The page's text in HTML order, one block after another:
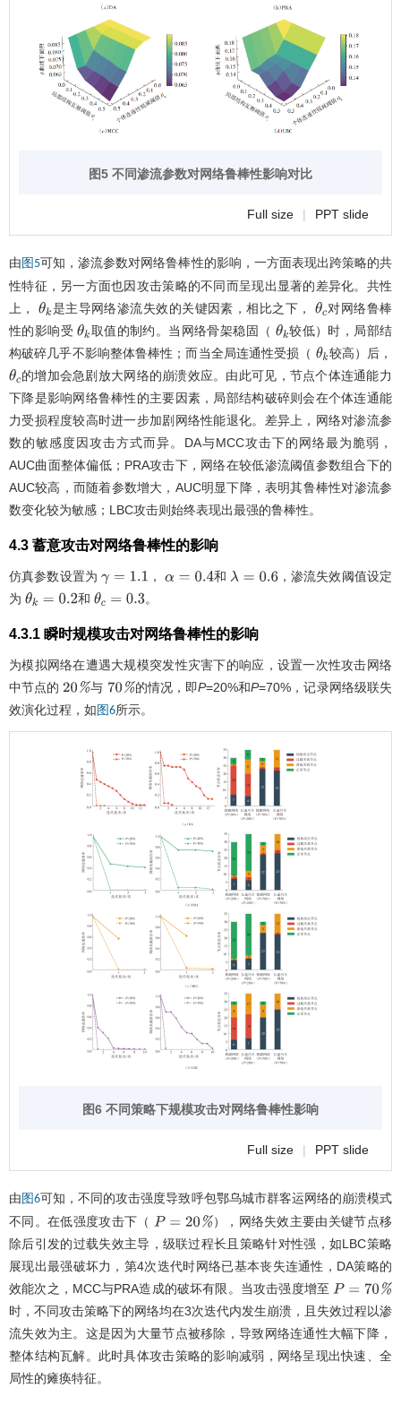
图5 不同渗流参数对网络鲁棒性影响对比
Full size | PPT slide
由 图5可知，渗流参数对网络鲁棒性的影响，一方面表现出跨策略的共
性特征，另一方面也因攻击策略的不同而呈现出显著的差异化。共性
上，
θk是主导网络渗流失效的关键因素，相比之下， θc对网络鲁棒
性的影响受 θk取值的制约。当网络骨架稳固（ θk较低）时，局部结
构破碎几乎不影响整体鲁棒性；而当全局连通性受损（ θk较高）后，
θc的增加会急剧放大网络的崩溃效应。由此可见，节点个体连通能力
下降是影响网络鲁棒性的主要因素，局部结构破碎则会在个体连通能
力受损程度较高时进一步加剧网络性能退化。差异上，网络对渗流参
数的敏感度因攻击方式而异。DA与MCC攻击下的网络最为脆弱，
AUC曲面整体偏低；PRA攻击下，网络在较低渗流阈值参数组合下的
AUC较高，而随着参数增大，AUC明显下降，表明其鲁棒性对渗流参
数变化较为敏感；LBC攻击则始终表现出最强的鲁棒性。
4.3 蓄意攻击对网络鲁棒性的影响
仿真参数设置为 γ=1.1 ， α=0.4 和 λ=0.6
，渗流失效阈值设定
为 θk =0.2 和 θc =0.3 。
4.3.1 瞬时规模攻击对网络鲁棒性的影响
为模拟网络在遭遇大规模突发性灾害下的响应，设置一次性攻击网络
中节点的 20%与 70%的情况，即P=20%和P=70%，记录网络级联失
效演化过程，如 图6所示。
图6 不同策略下规模攻击对网络鲁棒性影响
Full size | PPT slide
由 图6可知，不同的攻击强度导致呼包鄂乌城市群客运网络的崩溃模式
不同。在低强度攻击下（ P= 20 %
），网络失效主要由关键节点移
除后引发的过载失效主导，级联过程长且策略针对性强，如LBC策略
展现出最强破坏力，第4次迭代时网络已基本丧失连通性，DA策略的
效能次之，MCC与PRA造成的破坏有限。当攻击强度增至 P= 70 %
时，不同攻击策略下的网络均在3次迭代内发生崩溃，且失效过程以渗
流失效为主。这是因为大量节点被移除，导致网络连通性大幅下降，
整体结构瓦解。此时具体攻击策略的影响减弱，网络呈现出快速、全
局性的瘫痪特征。